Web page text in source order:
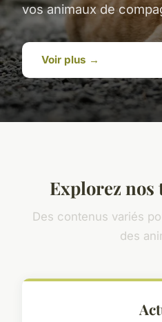
vos animaux de
Voir plus →
Explorez nos
Des contenus variés
des